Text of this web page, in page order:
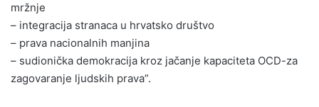
mržnje
– integracija stranaca u hrvatsko društvo
– prava nacionalnih manjina
– sudionička demokracija kroz jačanje kapaciteta OCD-za
zagovaranje ljudskih prava”.